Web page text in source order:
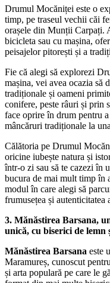
Drumul Mocăniței este o
timp, pe traseul vechii căi
orașele din Munții Carpați.
bicicleta sau cu mașina,
peisajelor pitorești și a
Fie că alegi să explorezi
mașina, vei avea ocazia să
tradiționale și oameni
conifere, peste râuri și prin
face oprire în drum pentru
mâncăruri tradiționale la
Călătoria pe Drumul
oricine iubește natura și
într-o zi sau să te cazezi în
bucura de mai mult timp în
modul în care alegi să
frumusețea și autenticitatea
3. Mănăstirea Barsana,
unică, cu biserici de lemn
Mănăstirea Barsana este
Maramureș, cunoscut
și arta populară pe care le